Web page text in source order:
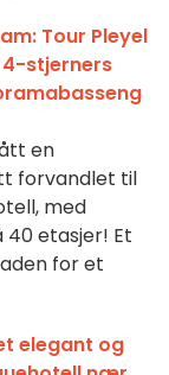
Tour Pleyel
stjerners
en
forvandlet til
med
etasjer! Et
for et
elegant og